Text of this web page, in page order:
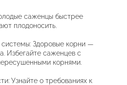
саженцы быстрее
плодоносить.
системы: Здоровые корни —
Избегайте саженцев с
корнями.
Узнайте о требованиях к